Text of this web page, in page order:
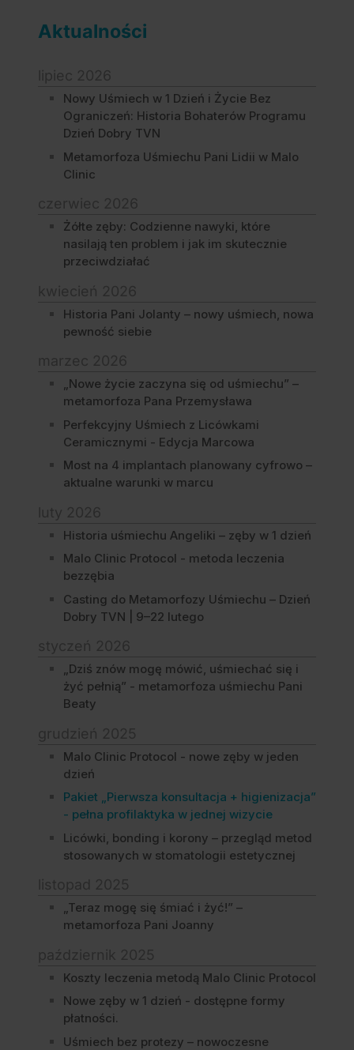
Aktualności
Nowy Uśmiech w 1 Dzień i Życie Bez
Ograniczeń: Historia Bohaterów Programu
Dzień Dobry TVN
Metamorfoza Uśmiechu Pani Lidii w Malo
Clinic
Żółte zęby: Codzienne nawyki, które
nasilają ten problem i jak im skutecznie
przeciwdziałać
Historia Pani Jolanty – nowy uśmiech, nowa
pewność siebie
„Nowe życie zaczyna się od uśmiechu” –
metamorfoza Pana Przemysława
Perfekcyjny Uśmiech z Licówkami
Ceramicznymi - Edycja Marcowa
Most na 4 implantach planowany cyfrowo –
aktualne warunki w marcu
Historia uśmiechu Angeliki – zęby w 1 dzień
Malo Clinic Protocol - metoda leczenia
bezzębia
Casting do Metamorfozy Uśmiechu – Dzień
Dobry TVN | 9–22 lutego
„Dziś znów mogę mówić, uśmiechać się i
żyć pełnią” - metamorfoza uśmiechu Pani
Beaty
Malo Clinic Protocol - nowe zęby w jeden
dzień
Pakiet „Pierwsza konsultacja + higienizacja”
- pełna profilaktyka w jednej wizycie
Licówki, bonding i korony – przegląd metod
stosowanych w stomatologii estetycznej
„Teraz mogę się śmiać i żyć!” –
metamorfoza Pani Joanny
Koszty leczenia metodą Malo Clinic Protocol
Nowe zęby w 1 dzień - dostępne formy
płatności.
Uśmiech bez protezy – nowoczesne